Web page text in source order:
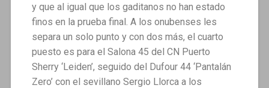
y que al igual que los gaditanos no han estado
finos en la prueba final. A los onubenses les
separa un solo punto y con dos más, el cuarto
puesto es para el Salona 45 del CN Puerto
Sherry ‘Leiden’, seguido del Dufour 44 ‘Pantalán
Zero’ con el sevillano Sergio Llorca a los